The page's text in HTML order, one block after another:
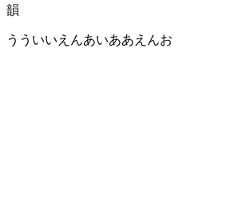
韻
うういいえんあいああえんお